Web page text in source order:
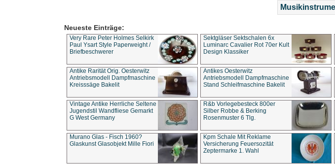
Neueste Einträge:
Very Rare Peter Holmes Selkirk
Paul Ysart Style Paperweight /
Briefbeschwerer
Sektgläser Sektschalen 6x
Luminarc Cavalier Rot 70er Kult
Design Klassiker
Antike Rarität Orig. Oesterwitz
Antriebsmodell Dampfmaschine
Kreisssäge Bakelit
Antikes Oesterwitz
Antriebsmodell Dampfmaschine
Stand Schleifmaschine Bakelit
Vintage Antike Herrliche Seltene
Jugendstil Wandfliese Gemarkt
G West Germany
R&b Vorlegebesteck 800er
Silber Robbe & Berking
Rosenmuster 6 Tlg.
Murano Glas - Fisch 1960?
Glaskunst Glasobjekt Mille Fiori
Kpm Schale Mit Reklame
Versicherung Feuersozität
Zeptermarke 1. Wahl